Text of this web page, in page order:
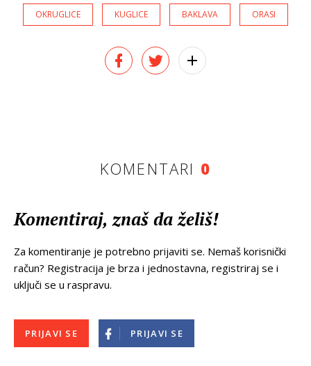
OKRUGLICE KUGLICE BAKLAVA ORASI
KOMENTARI 0
Komentiraj, znaš da želiš!
Za komentiranje je potrebno prijaviti se. Nemaš korisnički
račun? Registracija je brza i jednostavna, registriraj se i
uključi se u raspravu.
PRIJAVI SE PRIJAVI SE